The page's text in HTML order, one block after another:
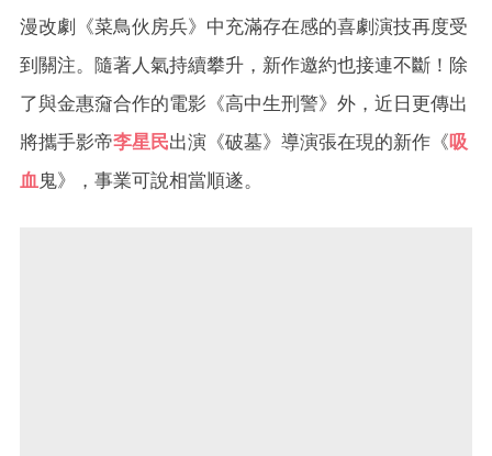
漫改劇《菜鳥伙房兵》中充滿存在感的喜劇演技再度受
到關注。隨著人氣持續攀升，新作邀約也接連不斷！除
了與金惠奫合作的電影《高中生刑警》外，近日更傳出
將攜手影帝李星民出演《破墓》導演張在現的新作《吸
血 鬼》，事業可說相當順遂。